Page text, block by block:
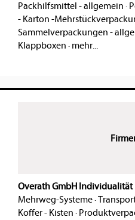
Packhilfsmittel - allgemein ·
- Karton -
Sammelverpackungen -
Klappboxen · mehr...
Overath GmbH Individualität
Mehrweg-Systeme·
Koffer - Kisten ·